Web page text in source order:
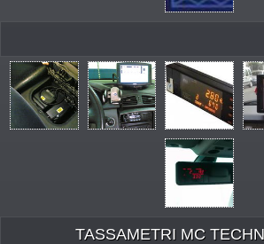
TASSAMETRI MC